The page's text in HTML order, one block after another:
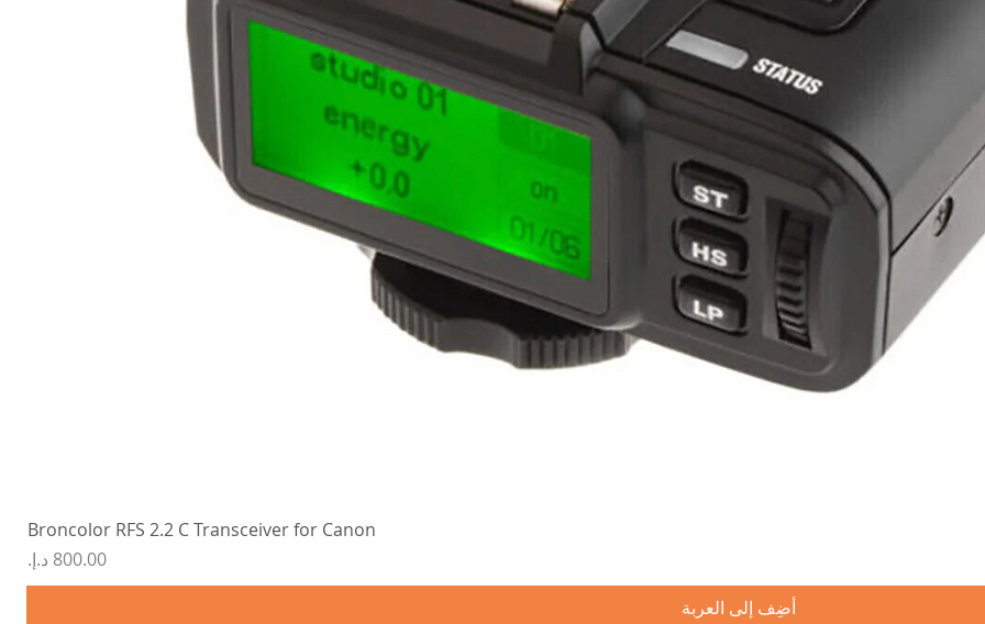
Broncolor RFS 2.2 C Transceiver for Canon
السعر
أضِف إلى العربة